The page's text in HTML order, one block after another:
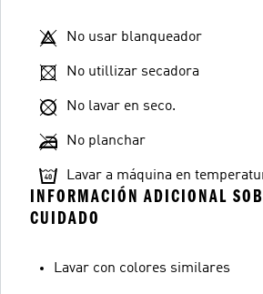
No usar blanqueador
No utillizar secadora
No lavar en seco.
No planchar
Lavar a máquina en
INFORMACIÓN ADICIONAL
CUIDADO
Lavar con colores similares